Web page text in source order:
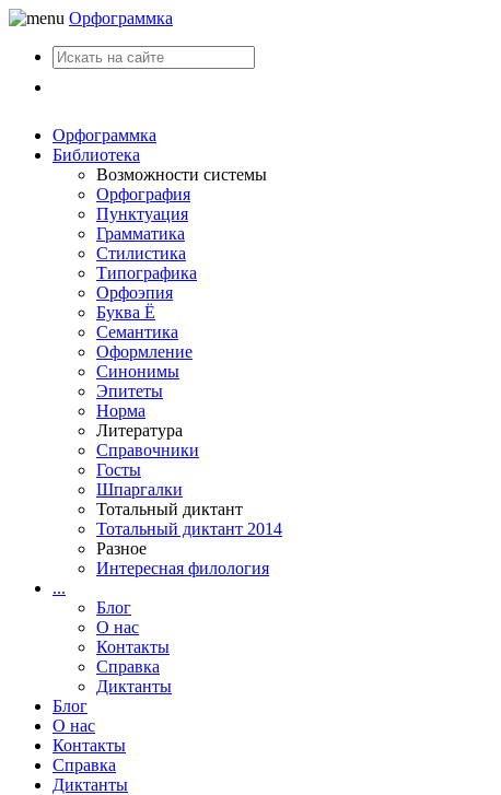
Орфограммка
Орфограммка
Библиотека
Возможности системы
Орфография
Пунктуация
Грамматика
Стилистика
Типографика
Орфоэпия
Буква Ё
Семантика
Оформление
Синонимы
Эпитеты
Норма
Литература
Справочники
Госты
Шпаргалки
Тотальный диктант
Тотальный диктант 2014
Разное
Интересная филология
...
Блог
О нас
Контакты
Справка
Диктанты
Блог
О нас
Контакты
Справка
Диктанты